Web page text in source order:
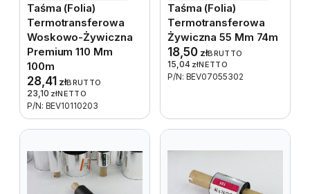
Taśma (folia)
Termotransferowa
Woskowo-Żywiczna
Premium 110 Mm
100m
28,41 złBRUTTO
23,10 złNETTO
P/N: BEV10110203
Taśma (folia)
Termotransferowa
Żywiczna 55 Mm 74m
18,50 złBRUTTO
15,04 złNETTO
P/N: BEV07055302